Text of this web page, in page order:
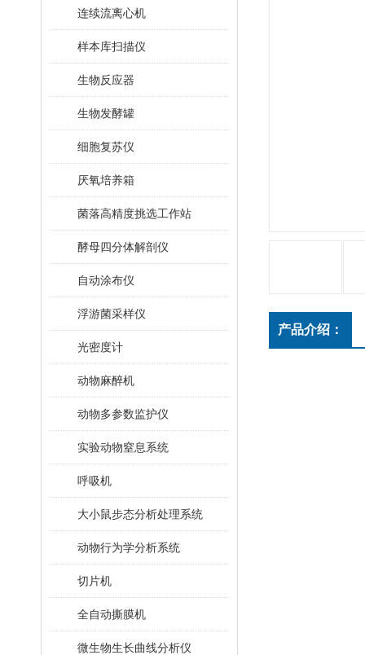
连续流离心机
样本库扫描仪
生物反应器
生物发酵罐
细胞复苏仪
厌氧培养箱
菌落高精度挑选工作站
酵母四分体解剖仪
自动涂布仪
浮游菌采样仪
光密度计
动物麻醉机
动物多参数监护仪
实验动物窒息系统
呼吸机
大小鼠步态分析处理系统
动物行为学分析系统
切片机
全自动撕膜机
微生物生长曲线分析仪
产品介绍：